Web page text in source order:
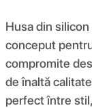
Husa din
conceput
compromite
de înaltă
perfect între